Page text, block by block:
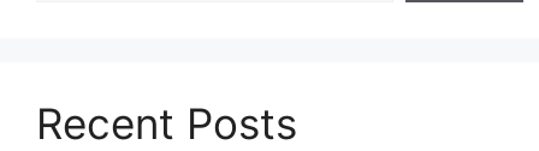
Recent Posts